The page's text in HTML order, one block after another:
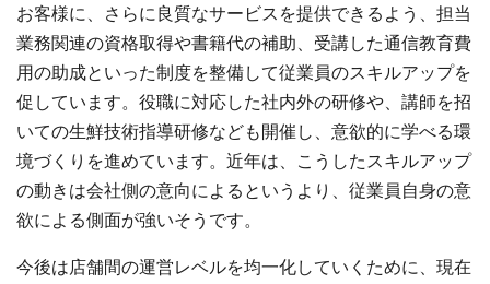
お客様に、さらに良質なサービスを提供できるよう、担当
業務関連の資格取得や書籍代の補助、受講した通信教育費
用の助成といった制度を整備して従業員のスキルアップを
促しています。役職に対応した社内外の研修や、講師を招
いての生鮮技術指導研修なども開催し、意欲的に学べる環
境づくりを進めています。近年は、こうしたスキルアップ
の動きは会社側の意向によるというより、従業員自身の意
欲による側面が強いそうです。
今後は店舗間の運営レベルを均一化していくために、現在